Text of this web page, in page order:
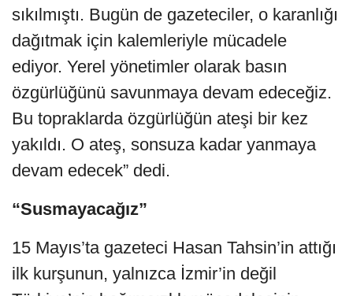
sıkılmıştı. Bugün de gazeteciler, o karanlığı
dağıtmak için kalemleriyle mücadele
ediyor. Yerel yönetimler olarak basın
özgürlüğünü savunmaya devam edeceğiz.
Bu topraklarda özgürlüğün ateşi bir kez
yakıldı. O ateş, sonsuza kadar yanmaya
devam edecek” dedi.
“Susmayacağız”
15 Mayıs’ta gazeteci Hasan Tahsin’in attığı
ilk kurşunun, yalnızca İzmir’in değil